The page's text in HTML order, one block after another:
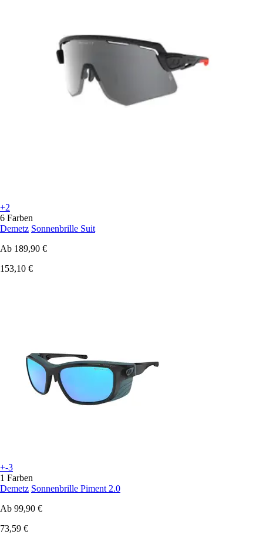
+2
6 Farben
Demetz Sonnenbrille Suit
Ab 189,90 €
153,10 €
+-3
1 Farben
Demetz Sonnenbrille Piment 2.0
Ab 99,90 €
73,59 €